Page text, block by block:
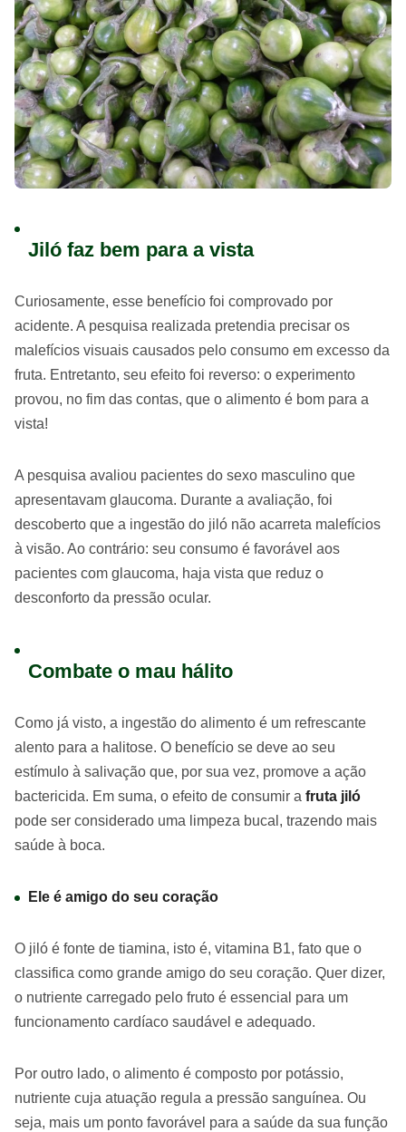
Jiló faz bem para a vista
Curiosamente, esse benefício foi comprovado por
acidente. A pesquisa realizada pretendia precisar os
malefícios visuais causados pelo consumo em excesso da
fruta. Entretanto, seu efeito foi reverso: o experimento
provou, no fim das contas, que o alimento é bom para a
vista!
A pesquisa avaliou pacientes do sexo masculino que
apresentavam glaucoma. Durante a avaliação, foi
descoberto que a ingestão do jiló não acarreta malefícios
à visão. Ao contrário: seu consumo é favorável aos
pacientes com glaucoma, haja vista que reduz o
desconforto da pressão ocular.
Combate o mau hálito
Como já visto, a ingestão do alimento é um refrescante
alento para a halitose. O benefício se deve ao seu
estímulo à salivação que, por sua vez, promove a ação
bactericida. Em suma, o efeito de consumir a fruta jiló
pode ser considerado uma limpeza bucal, trazendo mais
saúde à boca.
Ele é amigo do seu coração
O jiló é fonte de tiamina, isto é, vitamina B1, fato que o
classifica como grande amigo do seu coração. Quer dizer,
o nutriente carregado pelo fruto é essencial para um
funcionamento cardíaco saudável e adequado.
Por outro lado, o alimento é composto por potássio,
nutriente cuja atuação regula a pressão sanguínea. Ou
seja, mais um ponto favorável para a saúde da sua função